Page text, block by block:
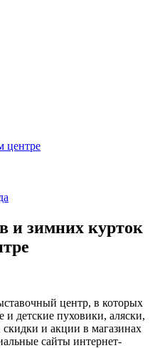
центре
и зимних курток
центр, в которых
детские пуховики, аляски,
и акции в магазинах
сайты интернет-